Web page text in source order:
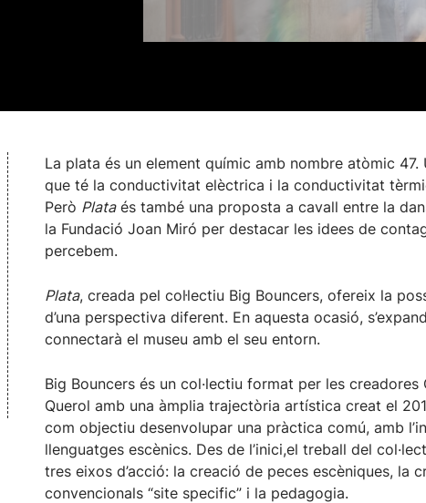
La plata és un element químic amb nombre atòmic
que té la conductivitat elèctrica i la conductivitat
Però Plataés també una proposta a cavall entre la
la Fundació Joan Miró per destacar les idees de
percebem.
Plata, creada pel col·lectiu Big Bouncers, ofereix la
d’una perspectiva diferent. En aquesta ocasió,
connectarà el museu amb el seu entorn.
Big Bouncers és un col·lectiu format per les
Querol amb una àmplia trajectòria artística creat el
com objectiu desenvolupar una pràctica comú, amb
llenguatges escènics. Des de l’inici,el treball del
tres eixos d’acció: la creació de peces escèniques, la
convencionals “site specific” i la pedagogia.